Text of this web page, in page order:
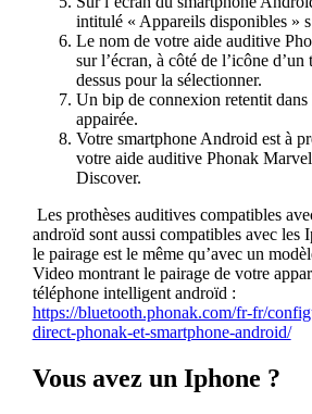
intitulé « Appareils disponibles »
Le nom de votre aide auditive
sur l’écran, à côté de l’icône
dessus pour la sélectionner.
Un bip de connexion retentit dans
appairée.
Votre smartphone Android est à
votre aide auditive Phonak
Discover.
Les prothèses auditives compatibles
androïd sont aussi compatibles avec les
le pairage est le même qu’avec un
Video montrant le pairage de votre
téléphone intelligent androïd :
https://bluetooth.phonak.com/fr-fr/
direct-phonak-et-smartphone-android/
Vous avez un Iphone ?